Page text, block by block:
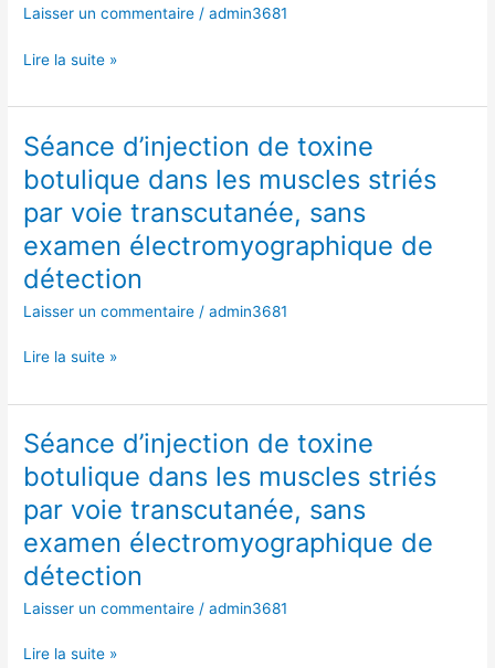
Laisser un commentaire /admin3681
muscles
par
transcutanée,
sans
examen
électromyographique
de
détection
Lire la suite »
Séance d’injection de toxine
botulique dans les muscles striés
par voie transcutanée, sans
examen électromyographique de
détection
Laisser un commentaire /admin3681
Séance
d’injection
de
toxine
botulique
les
muscles
par
transcutanée,
sans
examen
électromyographique
de
détection
Lire la suite »
Séance d’injection de toxine
botulique dans les muscles striés
par voie transcutanée, sans
examen électromyographique de
détection
Laisser un commentaire /admin3681
Séance
d’injection
de
toxine
botulique
les
muscles
par
Lire la suite »